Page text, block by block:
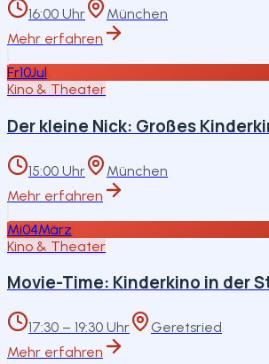
16:00 Uhr
München
Mehr erfahren
Fr10Jul
Kino & Theater
Der kleine Nick: Großes
15:00 Uhr
München
Mehr erfahren
Mi04März
Kino & Theater
Movie-Time: Kinderkino in der
17:30 – 19:30 Uhr
Geretsried
Mehr erfahren